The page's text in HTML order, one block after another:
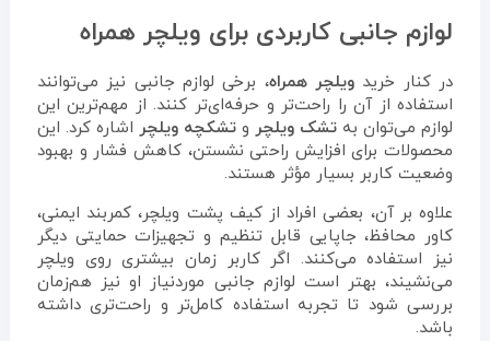
لوازم جانبی کاربردی برای ویلچر همراه
در کنار خرید ویلچر همراه، برخی لوازم جانبی نیز می‌توانند
استفاده از آن را راحت‌تر و حرفه‌ای‌تر کنند. از مهم‌ترین این
لوازم می‌توان به تشک ویلچر و تشکچه ویلچر اشاره کرد. این
محصولات برای افزایش راحتی نشستن، کاهش فشار و بهبود
وضعیت کاربر بسیار مؤثر هستند.
علاوه بر آن، بعضی افراد از کیف پشت ویلچر، کمربند ایمنی،
کاور محافظ، جاپایی قابل تنظیم و تجهیزات حمایتی دیگر
نیز استفاده می‌کنند. اگر کاربر زمان بیشتری روی ویلچر
می‌نشیند، بهتر است لوازم جانبی موردنیاز او نیز هم‌زمان
بررسی شود تا تجربه استفاده کامل‌تر و راحت‌تری داشته
باشد.